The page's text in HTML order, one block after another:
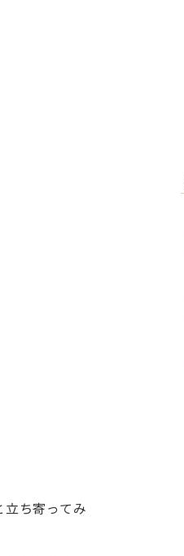
ち寄ってみ